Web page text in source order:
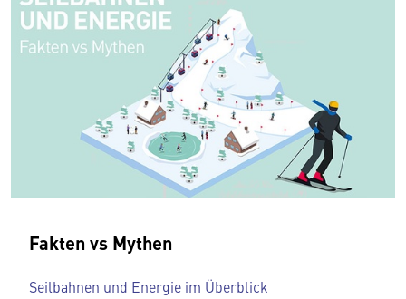
Fakten vs Mythen
Seilbahnen und Energie im Überblick